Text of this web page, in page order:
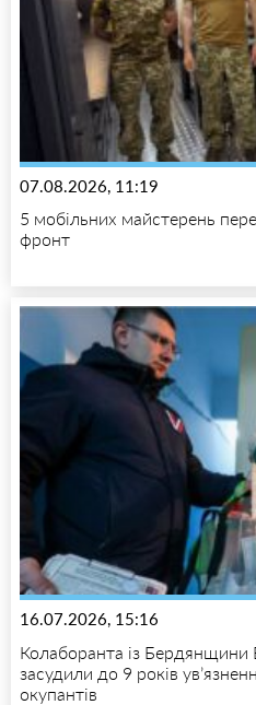
07.08.2026, 11:19
5 мобільних майстерень
фронт
16.07.2026, 15:16
Колаборанта із
засудили до 9 років
окупантів